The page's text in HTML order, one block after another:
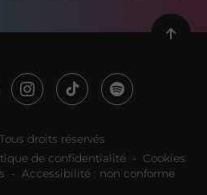
droits réservés
de confidentialité
Cookies
Accessibilité : non conforme